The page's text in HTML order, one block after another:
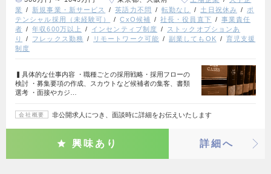
業
新規事業・新サービス 英語力不問 転勤なし 土日祝休み
ポ
テンシャル採用（未経験可）
CxO候補 社長・役員直下
事業責任
者
年収600万以上 インセンティブ制度
ストックオプションあ
り
フレックス勤務 リモートワーク可能 副業してもOK
育児支援
制度
▍具体的な仕事内容 ・職種ごとの採用戦略・採用フローの
検討 ・募集要項の作成、スカウトなど候補者の集客、書類
選考 ・面接やカジ…
会社概要 非公開求人につき、面談時に詳細をお伝えいたします
興味あり 詳細へ